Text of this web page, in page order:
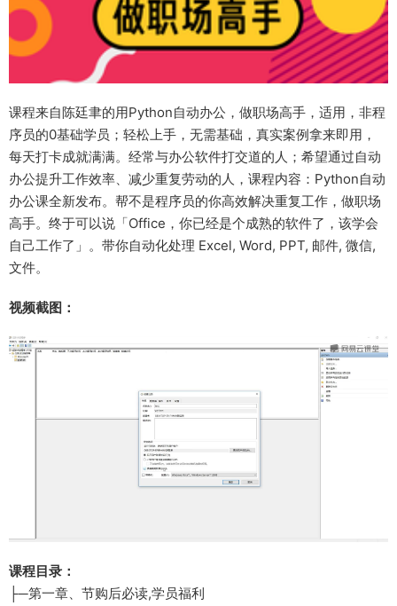
课程来自陈廷聿的用Python自动办公，做职场高手，适用，非程
序员的0基础学员；轻松上手，无需基础，真实案例拿来即用，
每天打卡成就满满。经常与办公软件打交道的人；希望通过自动
办公提升工作效率、减少重复劳动的人，课程内容：Python自动
办公课全新发布。帮不是程序员的你高效解决重复工作，做职场
高手。终于可以说「Office，你已经是个成熟的软件了，该学会
自己工作了」。带你自动化处理 Excel, Word, PPT, 邮件, 微信,
文件。
视频截图：
课程目录：
├─第一章、节购后必读,学员福利